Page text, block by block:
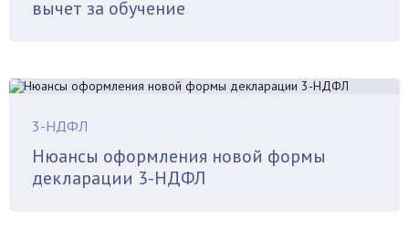
вычет за обучение
3-НДФЛ
Нюансы оформления новой формы
декларации 3-НДФЛ